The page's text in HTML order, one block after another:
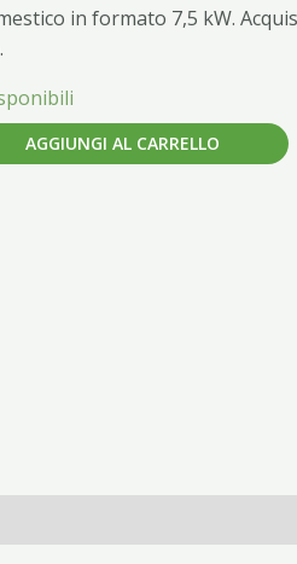
in formato 7,5 kW.
AGGIUNGI AL CARRELLO